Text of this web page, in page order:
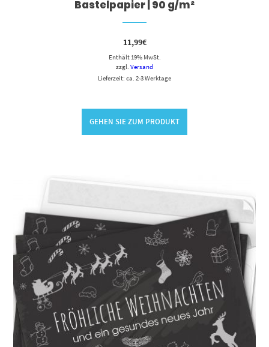
Bastelpapier | 90 g/m²
11,99€
Enthält 19% MwSt.
zzgl. Versand
Lieferzeit: ca. 2-3 Werktage
GEHEN SIE ZUM PRODUKT